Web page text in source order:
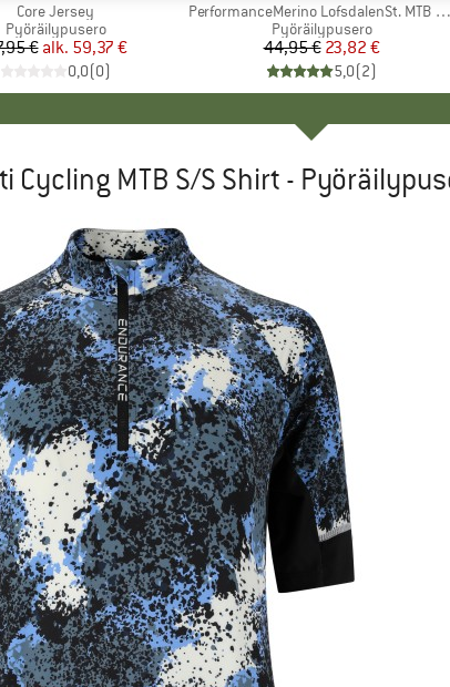
Tuote
Core Jersey
Tuoteryhmä
Pyöräilypusero
Hinta
€ Alennettu hinta
alk. 59,37 €
0,0(0)
Tuote
PerformanceMerino LofsdalenSt. MTB S/S
Tuoteryhmä
Pyöräilypusero
Hinta
44,95 €Alennettu hinta
23,82 €
5,0(2)
Cycling MTB S/S Shirt -